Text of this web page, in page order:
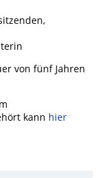
von fünf Jahren
kann hier